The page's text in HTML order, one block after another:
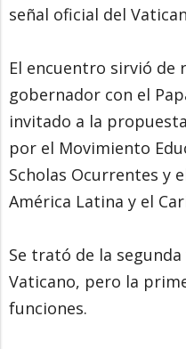
señal oficial del
El encuentro sirvió de
gobernador con el
invitado a la
por el Movimiento
Scholas Ocurrentes y
América Latina y el
Se trató de la
Vaticano, pero la
funciones.